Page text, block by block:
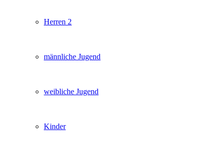
Herren 2
männliche Jugend
weibliche Jugend
Kinder